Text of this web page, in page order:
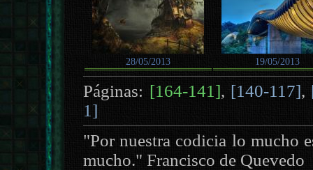
28/05/2013 19/05/2013
Páginas: [164-141], [140-117],
1]
"Por nuestra codicia lo mucho
mucho." Francisco de Quevedo